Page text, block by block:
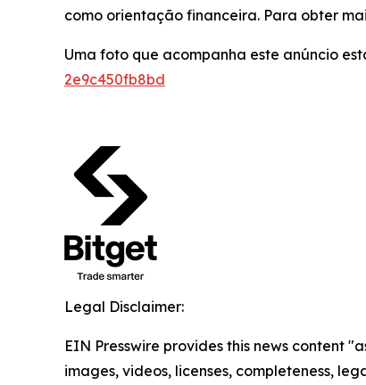
como orientação financeira. Para obter
Uma foto que acompanha este anúncio
2e9c450fb8bd
Legal Disclaimer:
EIN Presswire provides this news content
images, videos, licenses, completeness,